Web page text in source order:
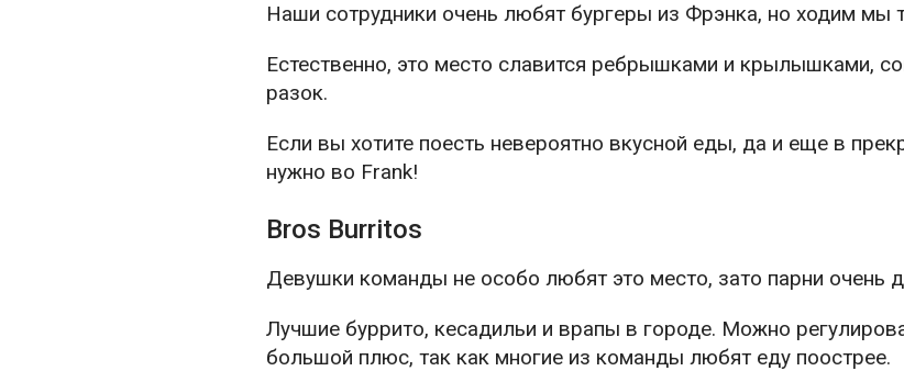
Наши сотрудники очень любят бургеры из Фрэнка, но ходим мы
Естественно, это место славится ребрышками и крылышками,
разок.
Если вы хотите поесть невероятно вкусной еды, да и еще в
нужно во Frank!
Bros Burritos
Девушки команды не особо любят это место, зато парни очень
Лучшие буррито, кесадильи и врапы в городе. Можно
большой плюс, так как многие из команды любят еду поострее.